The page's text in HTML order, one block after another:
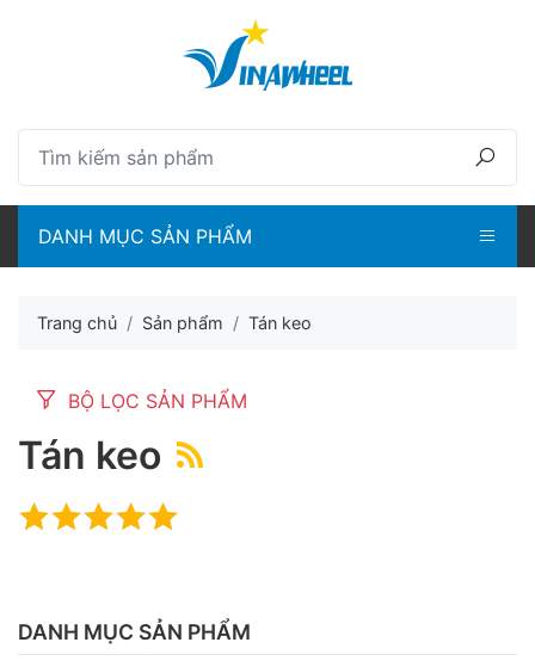
DANH MỤC SẢN PHẨM
Trang chủ Sản phẩm Tán keo
DANH MỤC SẢN PHẨM
BỘ LỌC SẢN PHẨM
Tán keo